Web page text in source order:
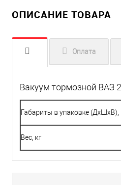
ОПИСАНИЕ ТОВАРА
Оплата
Вакуум тормозной ВАЗ
Габариты в упаковке
Вес, кг